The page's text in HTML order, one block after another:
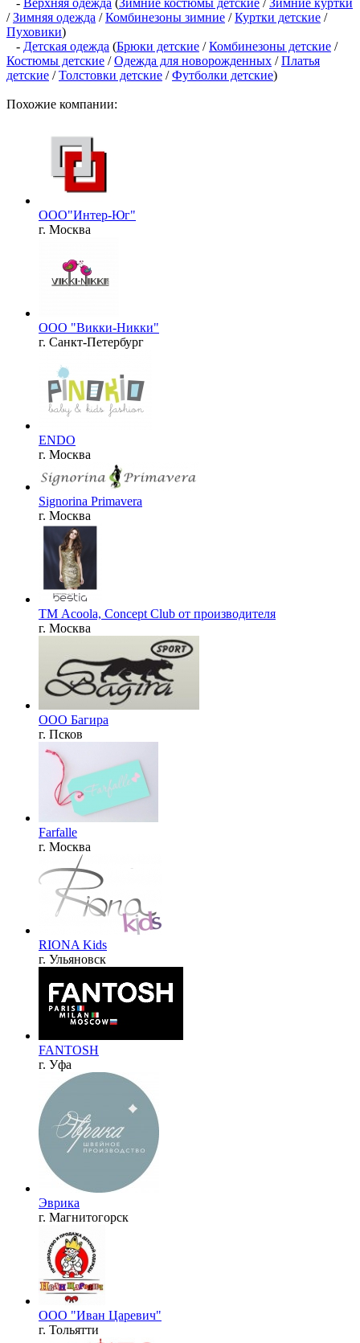
/Зимняя одежда /Комбинезоны зимние /Куртки детские /
Пуховики)
- Детская одежда (Брюки детские /Комбинезоны детские /
Костюмы детские /Одежда для новорожденных /Платья
детские /Толстовки детские /Футболки детские)
Похожие компании:
ООО"Интер-Юг"
г. Москва
OOO "Викки-Никки"
г. Санкт-Петербург
ENDO
г. Москва
Signorina Primavera
г. Москва
ТМ Acoola, Concept Club от производителя
г. Москва
ООО Багира
г. Псков
Farfalle
г. Москва
RIONA Kids
г. Ульяновск
FANTOSH
г. Уфа
Эврика
г. Магнитогорск
ООО "Иван Царевич"
г. Тольятти